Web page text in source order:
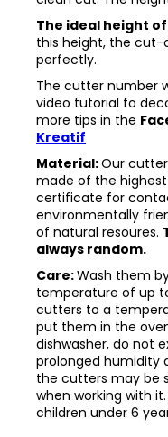
The ideal height
this height, the cut-
perfectly.
The cutter number
video tutorial fo
more tips in the
Kreatif
Material:Our
made of the
certificate for
environmentally
of natural resoures.
always random.
Care:Wash them
temperature of up
cutters to a
put them in the
dishwasher, do not
prolonged humidity
the cutters may be
when working with
children under 6